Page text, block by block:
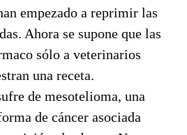
empezado a reprimir las
Ahora se supone que las
sólo a veterinarios
una receta.
de mesotelioma, una
de cáncer asociada